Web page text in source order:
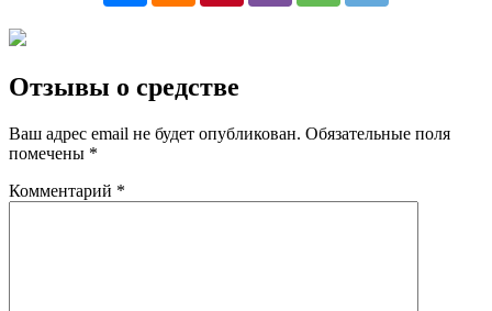
Отзывы о средстве
Ваш адрес email не будет опубликован. Обязательные поля
помечены *
Комментарий *